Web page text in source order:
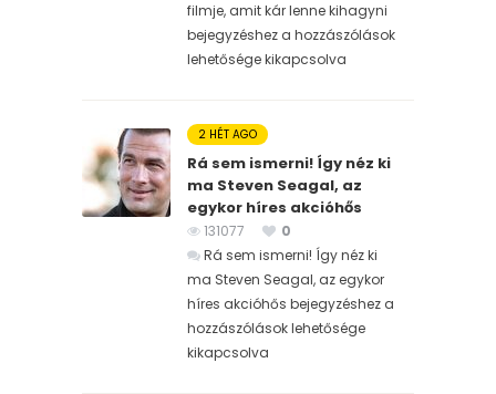
filmje, amit kár lenne kihagyni
bejegyzéshez a hozzászólások
lehetősége kikapcsolva
2 HÉT AGO
Rá sem ismerni! Így néz ki
ma Steven Seagal, az
egykor híres akcióhős
131077
0
Rá sem ismerni! Így néz ki
ma Steven Seagal, az egykor
híres akcióhős bejegyzéshez a
hozzászólások lehetősége
kikapcsolva